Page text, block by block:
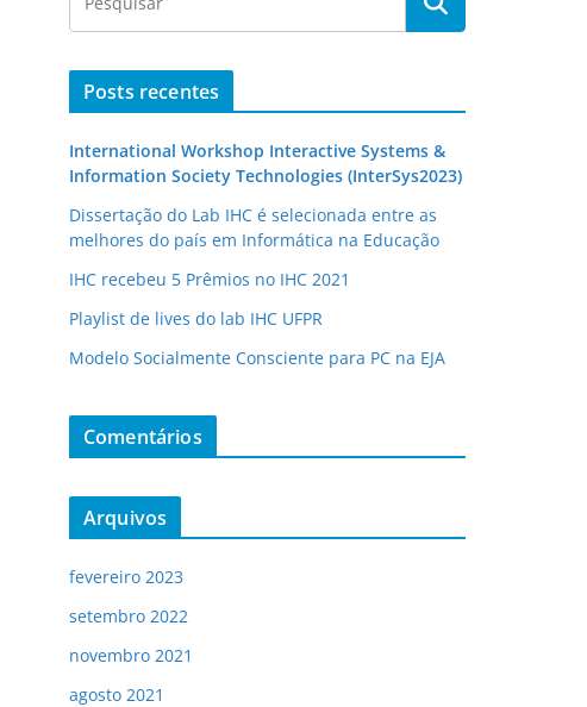
Posts recentes
International Workshop Interactive Systems &
Information Society Technologies (InterSys2023)
Dissertação do Lab IHC é selecionada entre as
melhores do país em Informática na Educação
IHC recebeu 5 Prêmios no IHC 2021
Playlist de lives do lab IHC UFPR
Modelo Socialmente Consciente para PC na EJA
Comentários
Arquivos
fevereiro 2023
setembro 2022
novembro 2021
agosto 2021